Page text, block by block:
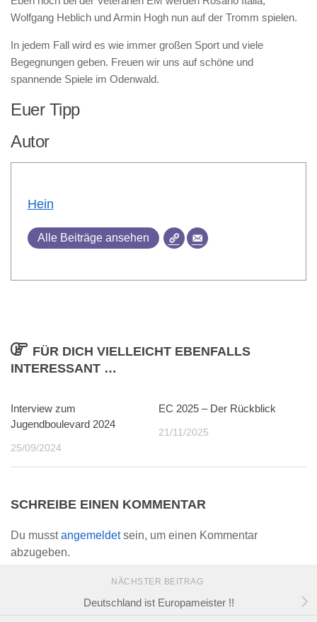
Wolfgang Heblich und Armin Hogh nun auf der Tromm spielen.
In jedem Fall wird es wie immer großen Sport und viele
Begegnungen geben. Freuen wir uns auf schöne und
spannende Spiele im Odenwald.
Euer Tipp
Autor
Hein
Alle Beiträge ansehen
FÜR DICH VIELLEICHT EBENFALLS
INTERESSANT …
Interview zum
Jugendboulevard 2024
25/09/2024
EC 2025 – Der Rückblick
21/11/2025
SCHREIBE EINEN KOMMENTAR
Du musstangemeldetsein, um einen Kommentar
abzugeben.
NÄCHSTER BEITRAG
Deutschland ist Europameister !!